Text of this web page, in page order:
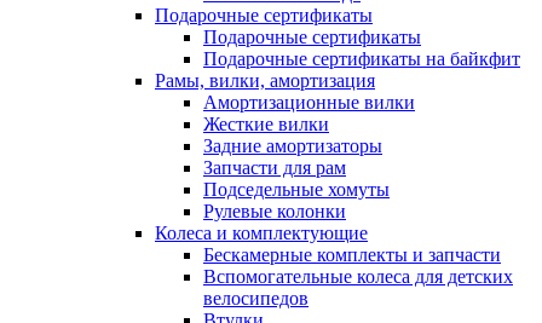
Подарочные сертификаты
Подарочные сертификаты
Подарочные сертификаты на байкфит
Рамы, вилки, амортизация
Амортизационные вилки
Жесткие вилки
Задние амортизаторы
Запчасти для рам
Подседельные хомуты
Рулевые колонки
Колеса и комплектующие
Бескамерные комплекты и запчасти
Вспомогательные колеса для детских
велосипедов